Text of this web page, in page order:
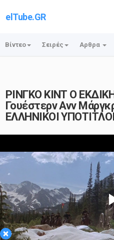
elTube.GR
Βίντεο Σειρές Αρθρα
ΡΙΝΓΚΟ ΚΙΝΤ Ο
Γουέστερν Ανν
ΕΛΛΗΝΙΚΟΙ
×